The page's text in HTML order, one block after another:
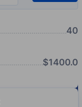
40
$1400.0